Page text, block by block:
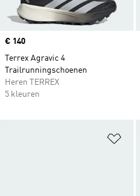
Price
€ 140
Terrex Agravic 4
Trailrunningschoenen
Heren TERREX
5 kleuren